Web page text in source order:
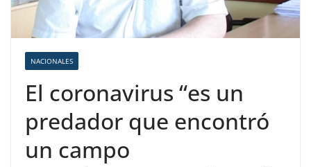
NACIONALES
El coronavirus “es un
predador que encontró
un campo